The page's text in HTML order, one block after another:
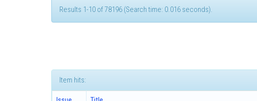
Results 1-10 of 78196 (Search time: 0.016 seconds).
Item hits: